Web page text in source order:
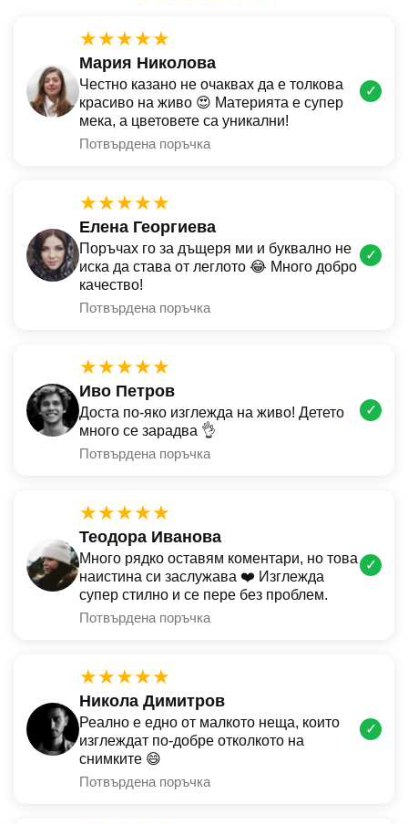
★★★★★
Мария Николова
Честно казано не очаквах да е толкова
красиво на живо 😍 Материята е супер
мека, а цветовете са уникални!
Потвърдена поръчка
✓
★★★★★
Елена Георгиева
Поръчах го за дъщеря ми и буквално не
иска да става от леглото 😂 Много добро
качество!
Потвърдена поръчка
✓
★★★★★
Иво Петров
Доста по-яко изглежда на живо! Детето
много се зарадва 👌
Потвърдена поръчка
✓
★★★★★
Теодора Иванова
Много рядко оставям коментари, но това
наистина си заслужава ❤️ Изглежда
супер стилно и се пере без проблем.
Потвърдена поръчка
✓
★★★★★
Никола Димитров
Реално е едно от малкото неща, които
изглеждат по-добре отколкото на
снимките 😄
Потвърдена поръчка
✓